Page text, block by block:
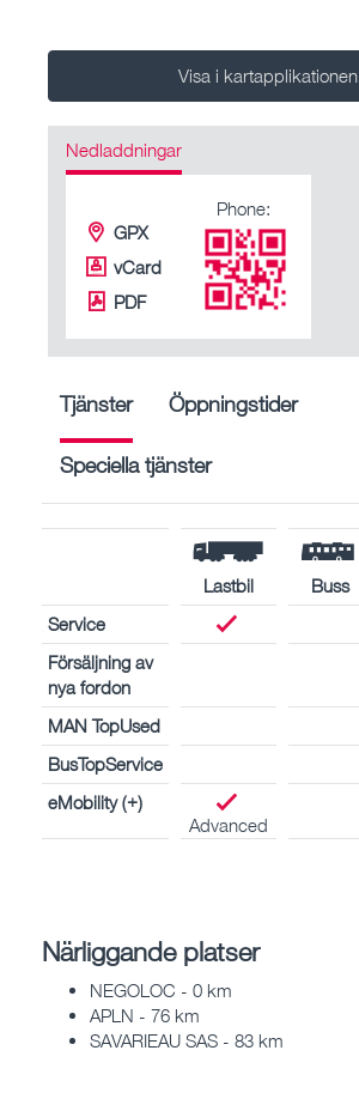
Visa i kartapplikationen
Nedladdningar
GPX
vCard
PDF
Phone:
Tjänster Öppningstider
Speciella tjänster
Lastbil Buss
Service
Försäljning av
nya fordon
MAN TopUsed
BusTopService
eMobility (+)
Advanced
Närliggande platser
NEGOLOC - 0 km
APLN - 76 km
SAVARIEAU SAS - 83 km